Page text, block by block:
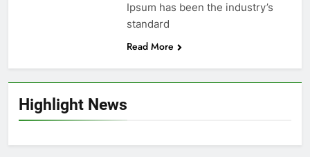
Highlight News
Ipsum has been the industry’s
standard
Read More